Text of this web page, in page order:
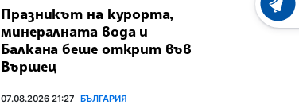
Празникът на курорта,
минералната вода и
Балкана беше открит във
Вършец
07.08.2026 21:27 БЪЛГАРИЯ